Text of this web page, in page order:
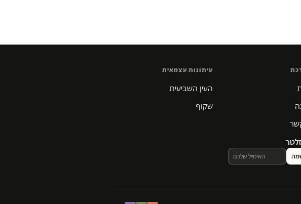
עיתונות עצמאית
העין השביעית
שקוף